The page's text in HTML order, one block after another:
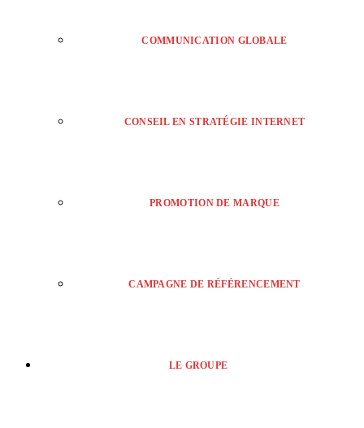
COMMUNICATION GLOBALE
CONSEIL EN STRATÉGIE INTERNET
PROMOTION DE MARQUE
CAMPAGNE DE RÉFÉRENCEMENT
LE GROUPE